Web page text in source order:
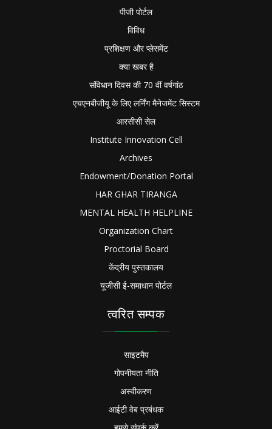
पीजी पोर्टल
विविध
प्रशिक्षण और प्लेसमेंट
क्या खबर है
संविधान दिवस की 70 वीं वर्षगांठ
एचएनबीजीयू के लिए लर्निंग मैनेजमेंट सिस्टम
आरसीसी सेल
Institute Innovation Cell
Archives
Endowment/Donation Portal
HAR GHAR TIRANGA
MENTAL HEALTH HELPLINE
Organization Chart
Proctorial Board
केंद्रीय पुस्तकालय
यूजीसी ई-समाधान पोर्टल
त्वरित सम्पक
साइटमैप
गोपनीयता नीति
अस्वीकरण
आईटी वेब प्रबंधक